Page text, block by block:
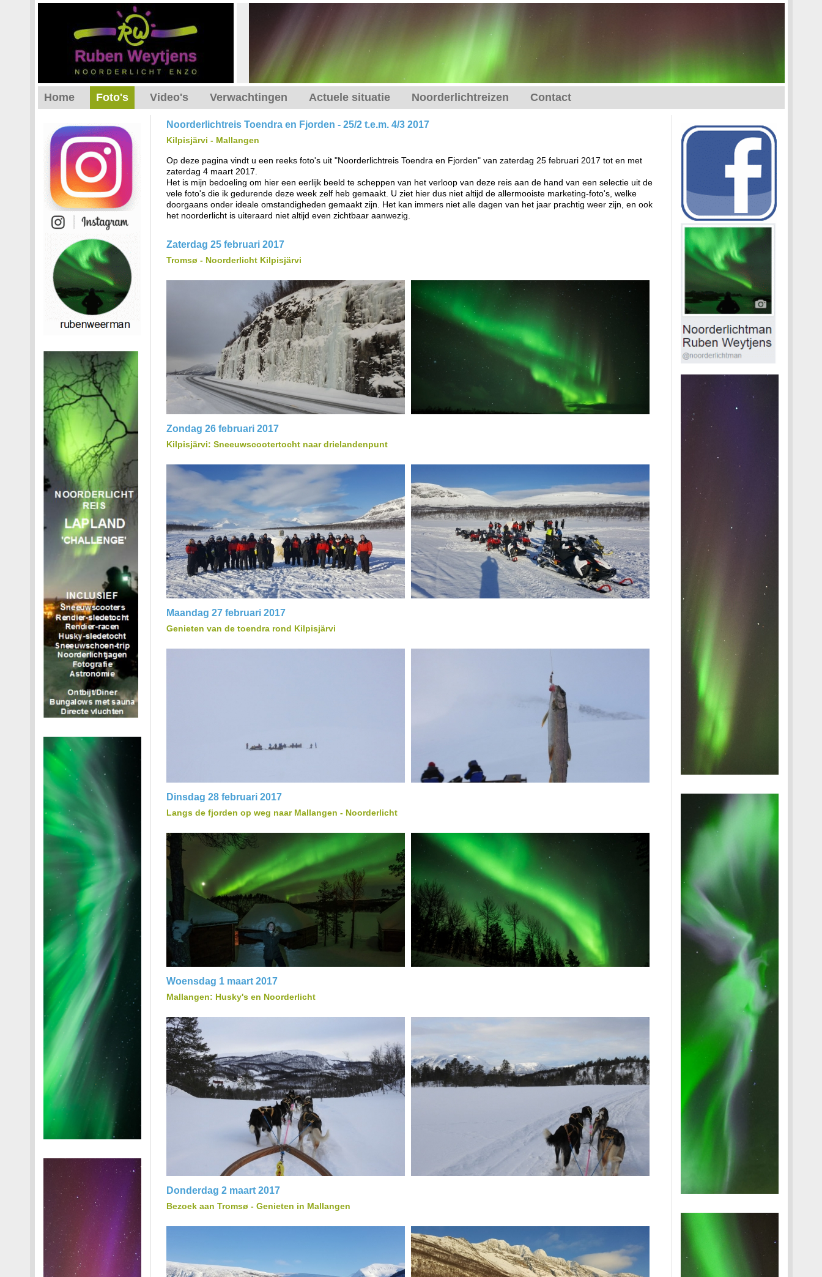
Noorderlichtreis Toendra en Fjorden - 25/2 t.e.m. 4/3 2017
Kilpisjärvi - Mallangen
Op deze pagina vindt u een reeks foto's uit "Noorderlichtreis Toendra en Fjorden" van zaterdag 25 februari 2017 tot en met
zaterdag 4 maart 2017.
Het is mijn bedoeling om hier een eerlijk beeld te scheppen van het verloop van deze reis aan de hand van een selectie uit de
vele foto's die ik gedurende deze week zelf heb gemaakt. U ziet hier dus niet altijd de allermooiste marketing-foto's, welke
doorgaans onder ideale omstandigheden gemaakt zijn. Het kan immers niet alle dagen van het jaar prachtig weer zijn, en ook
het noorderlicht is uiteraard niet altijd even zichtbaar aanwezig.
Zaterdag 25 februari 2017
Tromsø - Noorderlicht Kilpisjärvi
Zondag 26 februari 2017
Kilpisjärvi: Sneeuwscootertocht naar drielandenpunt
Maandag 27 februari 2017
Genieten van de toendra rond Kilpisjärvi
Dinsdag 28 februari 2017
Langs de fjorden op weg naar Mallangen - Noorderlicht
Woensdag 1 maart 2017
Mallangen: Husky's en Noorderlicht
Donderdag 2 maart 2017
Bezoek aan Tromsø - Genieten in Mallangen
Home Foto's Video's Verwachtingen Actuele situatie Noorderlichtreizen Contact